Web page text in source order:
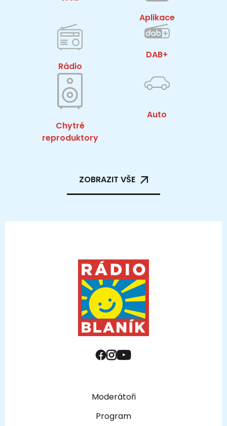
Aplikace
Rádio
DAB+
Chytré
reproduktory
Auto
ZOBRAZIT VŠE
Moderátoři
Program